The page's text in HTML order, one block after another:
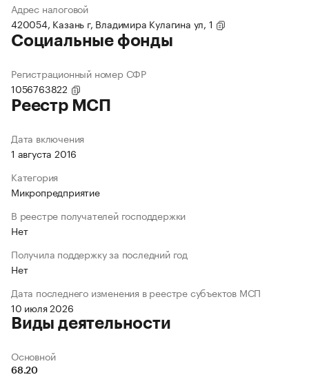
Адрес налоговой
420054, Казань г, Владимира Кулагина ул, 1
Социальные фонды
Регистрационный номер СФР
1056763822
Реестр МСП
Дата включения
1 августа 2016
Категория
Микропредприятие
В реестре получателей господдержки
Нет
Получила поддержку за последний год
Нет
Дата последнего изменения в реестре субъектов МСП
10 июля 2026
Виды деятельности
Основной
68.20